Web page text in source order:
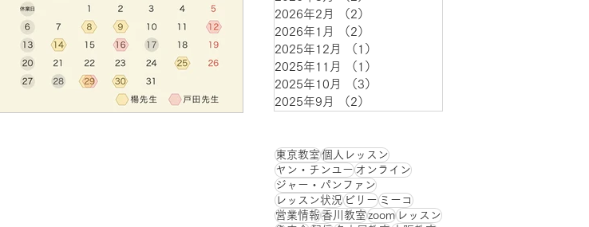
アーカイブ
2026年2月
（2）
2026年1月
（2）
2025年12月
（1）
2025年11月
（1）
2025年10月
（3）
2025年9月
（2）
東京教室個人レッスン
ヤン・チンユーオンライン
ジャー・パンファン
レッスン状況ビリーミーコ
営業情報香川教室zoomレッスン